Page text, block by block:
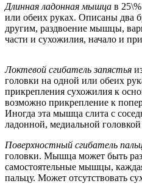
Длинная ладонная мышца в
или обеих руках. Описаны два
другим, раздвоение мышцы,
части и сухожилия, начало и
Локтевой сгибатель запястья
головки на одной или обеих
прикрепления сухожилия к
возможно прикрепление к
Иногда эта мышца слита с
ладонной, медиальной
Поверхностный сгибатель
головки. Мышца может быть
самостоятельные мышцы,
пальцу. Может отсутствовать